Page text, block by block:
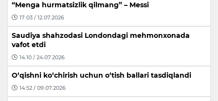
“Menga hurmatsizlik qilmang” – Messi
17:03 / 12.07.2026
Saudiya shahzodasi Londondagi mehmonxonada
vafot etdi
14:10 / 24.07.2026
O‘qishni ko‘chirish uchun o‘tish ballari tasdiqlandi
14:52 / 09.07.2026